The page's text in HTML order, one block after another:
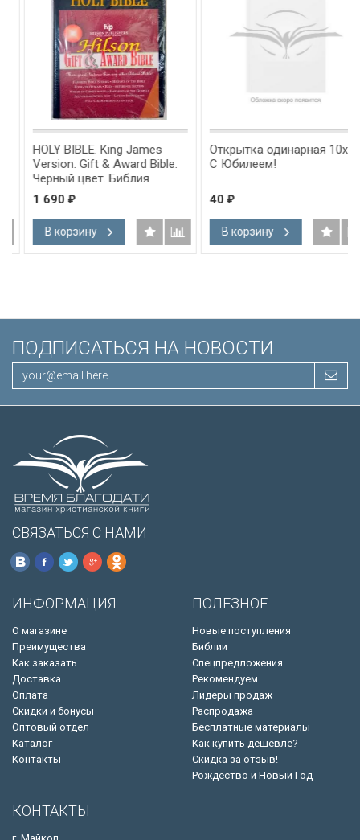
HOLY BIBLE. King James
Version. Gift & Award Bible.
Черный цвет. Библия
Короля Иакова на
английском языке.
Словарь, карты, закладка,
подарочная вкладка, слова
Иисуса выделены красным
1 690₽
В корзину
Открытка одинарная 10x15:
С Юбилеем!
40₽
В корзину
ПОДПИСАТЬСЯ НА НОВОСТИ
СВЯЗАТЬСЯ С НАМИ
ИНФОРМАЦИЯ
О магазине
Преимущества
Как заказать
Доставка
Оплата
Скидки и бонусы
Оптовый отдел
Каталог
Контакты
ПОЛЕЗНОЕ
Новые поступления
Библии
Спецпредложения
Рекомендуем
Лидеры продаж
Распродажа
Бесплатные материалы
Как купить дешевле?
Скидка за отзыв!
Рождество и Новый Год
КОНТАКТЫ